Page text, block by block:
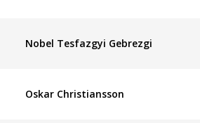
Nobel Tesfazgyi Gebrezgi
Oskar Christiansson